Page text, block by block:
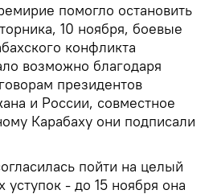
помогло остановить
10 ноября, боевые
конфликта
возможно благодаря
президентов
и России, совместное
Карабаху они подписали
пойти на целый
уступок - до 15 ноября она